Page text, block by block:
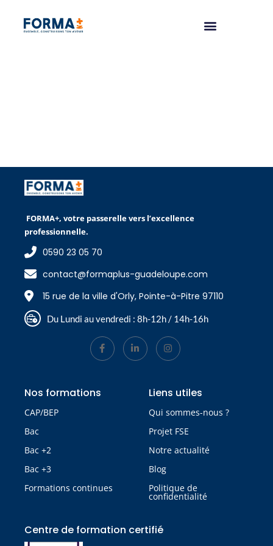
FORMA+, votre passerelle vers l’excellence
professionnelle.
0590 23 05 70
contact@formaplus-guadeloupe.com
15 rue de la ville d'Orly, Pointe-à-Pitre 97110
Du Lundi au vendredi : 8h-12h / 14h-16h
Nos formations
CAP/BEP
Bac
Bac +2
Bac +3
Formations continues
Liens utiles
Qui sommes-nous ?
Projet FSE
Notre actualité
Blog
Politique de
confidentialité
Centre de formation certifié​